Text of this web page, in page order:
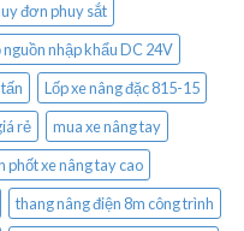
đơn phuy sắt
nguồn nhập khẩu DC 24V
Lốp xe nâng đặc 815-15
rẻ
mua xe nâng tay
phốt xe nâng tay cao
thang nâng điện 8m công trình